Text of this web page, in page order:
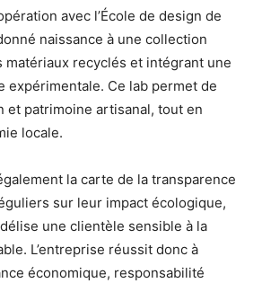
avec l’École de design de
naissance à une collection
matériaux recyclés et intégrant une
expérimentale. Ce lab permet de
et patrimoine artisanal, tout en
locale.
la carte de la transparence
sur leur impact écologique,
une clientèle sensible à la
L’entreprise réussit donc à
économique, responsabilité